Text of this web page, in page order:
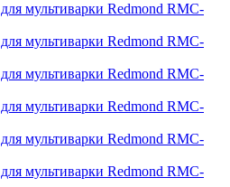
мультиварки Redmond RMC-
мультиварки Redmond RMC-
мультиварки Redmond RMC-
мультиварки Redmond RMC-
мультиварки Redmond RMC-
мультиварки Redmond RMC-